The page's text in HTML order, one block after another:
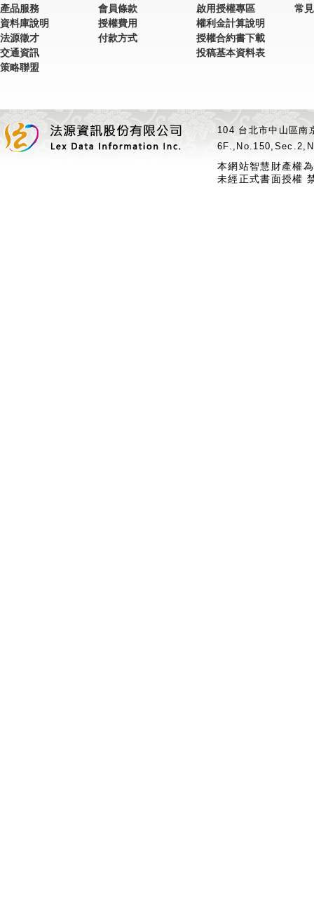
產品服務
資料庫說明
法源徵才
交通資訊
策略聯盟
會員條款
授權費用
付款方式
啟用授權專區
權利金計算說明
授權合約書下載
投稿基本資料表
常
104 台北市中山區
本網站智慧財產權
未經正式書面授權